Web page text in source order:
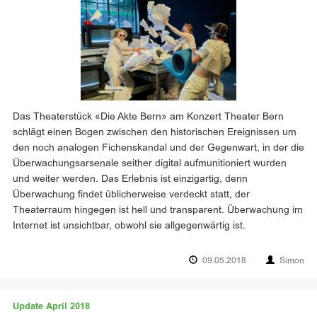
Das Theaterstück «Die Akte Bern» am Konzert Theater Bern
schlägt einen Bogen zwischen den historischen Ereignissen um
den noch analogen Fichenskandal und der Gegenwart, in der die
Überwachungsarsenale seither digital aufmunitioniert wurden
und weiter werden. Das Erlebnis ist einzigartig, denn
Überwachung findet üblicherweise verdeckt statt, der
Theaterraum hingegen ist hell und transparent. Überwachung im
Internet ist unsichtbar, obwohl sie allgegenwärtig ist.
09.05.2018 Simon
Update April 2018